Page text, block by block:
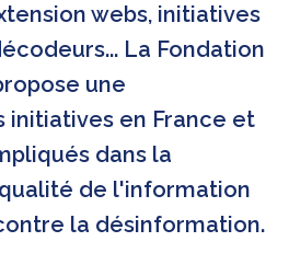
webs, initiatives
La Fondation
une
initiatives en France et
dans la
de l'information
la désinformation.